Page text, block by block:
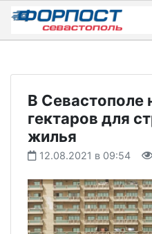
Skip
content
В Севастополе
гектаров для
жилья
12.08.2021 в 09:54